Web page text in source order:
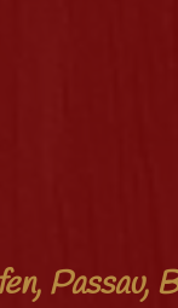
Passau,